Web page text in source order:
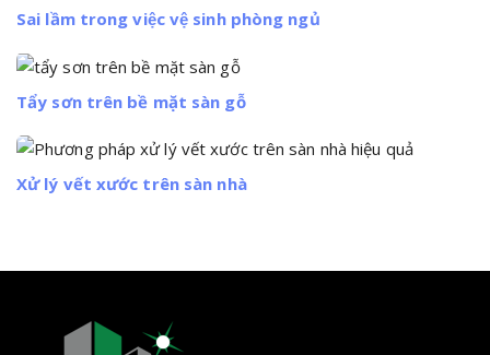
Sai lầm trong việc vệ sinh phòng ngủ
Tẩy sơn trên bề mặt sàn gỗ
Xử lý vết xước trên sàn nhà